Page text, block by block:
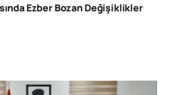
Ezber Bozan Değişiklikler